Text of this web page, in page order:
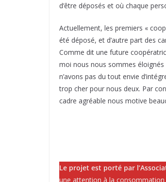
d’être déposés et où chaque
Actuellement, les premiers «
été déposé, et d’autre part des
Comme dit une future
moi nous nous sommes
n’avons pas du tout envie
trop cher pour nous deux. Par
cadre agréable nous motive
Le projet est porté par
une attention à la consommation